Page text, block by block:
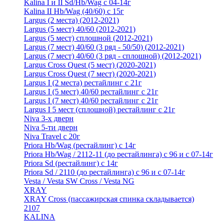
Kalina I и II Sd/Hb/Wag с 04-14г
Kalina II Hb/Wag (40/60) с 15г
Largus (2 места) (2012-2021)
Largus (5 мест) 40/60 (2012-2021)
Largus (5 мест) сплошной (2012-2021)
Largus (7 мест) 40/60 (3 ряд - 50/50) (2012-2021)
Largus (7 мест) 40/60 (3 ряд - сплошной) (2012-2021)
Largus Cross Quest (5 мест) (2020-2021)
Largus Cross Quest (7 мест) (2020-2021)
Largus I (2 места) рестайлинг с 21г
Largus I (5 мест) 40/60 рестайлинг с 21г
Largus I (7 мест) 40/60 рестайлинг с 21г
Largus I 5 мест (сплошной) рестайлинг с 21г
Niva 3-х дверн
Niva 5-ти дверн
Niva Travel с 20г
Priora Hb/Wag (рестайлинг) с 14г
Priora Hb/Wag / 2112-11 (до рестайлинга) с 96 и с 07-14г
Priora Sd (рестайлинг) c 14г
Priora Sd / 2110 (до рестайлинга) с 96 и с 07-14г
Vesta / Vesta SW Cross / Vesta NG
XRAY
XRAY Cross (пассажирская спинка складывается)
2107
KALINA